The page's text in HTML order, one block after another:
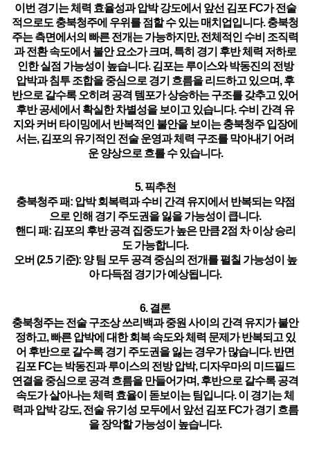
이번 경기는체력 효율성과 압박 강도에서 앞선 김포 FC가 전술
적으로도 충북청주에 우위를 점할 수 있는 매치업입니다. 충북청
주는 측면에서의 빠른 전개는 가능하지만,전체적인 수비 조직력
과 전환 속도에서 불안 요소가 크며, 특히 경기 후반 체력 저하로
인한 실점 가능성이 높습니다. 김포는 루이스와 박동진의 전방
압박과 침투 조합을 중심으로 경기 흐름을 리드하고 있으며,후
반으로 갈수록 오히려 공격 템포가 상승하는 구조를 갖추고 있어
후반 공세에서 확실한 차별성을 보이고 있습니다. 수비 간격 유
지와 커버 타이밍에서 반복적인 불안을 보이는 충북청주 입장에
서는,김포의 유기적인 전술 운영과 체력 구조를 막아내기 어려
운 양상으로 흐를 수 있습니다.
5. 픽추천
충북청주 패: 압박 회복력과 수비 간격 유지에서 반복되는 약점
으로 인해 경기 주도권을 잃을 가능성이 큽니다.
핸디 패: 김포의 후반 공격 집중도가 높은 만큼 2점 차 이상 승리
도 가능합니다.
오버 (2.5 기준): 양 팀 모두 공격 중심의 전개를 펼칠 가능성이 높
아 다득점 경기가 예상됩니다.
6. 결론
충북청주는 전술 구조상 쓰리백과 중원 사이의 간격 유지가 불안
정하고, 빠른 압박에 대한 회복 속도와 체력 문제가 반복되고 있
어 후반으로 갈수록 경기 주도권을 잃는 경우가 많습니다. 반면
김포 FC는 박동진과 루이스의 전방 압박, 디자우마의 미드필드
연결을 중심으로 공격 흐름을 만들어가며, 후반으로 갈수록 공격
속도가 살아나는 체력 효율이 돋보이는 팀입니다. 이 경기는 체
력과 압박 강도, 전술 유기성 모두에서 앞선 김포 FC가 경기 흐름
을 장악할 가능성이 높습니다.